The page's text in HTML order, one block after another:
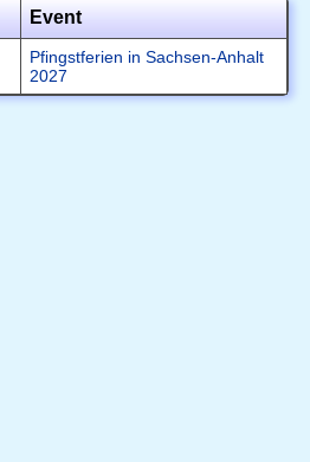
Event
Pfingstferien in Sachsen-Anhalt
2027